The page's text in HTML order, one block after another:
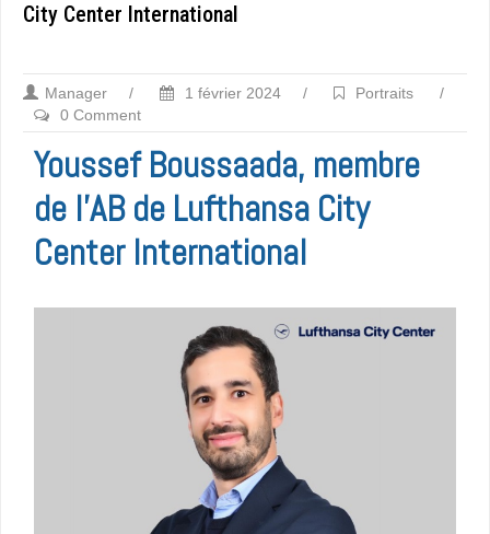
City Center International
Manager / 1 février 2024 / Portraits
/
0 Comment
Youssef Boussaada, membre
de l’AB de Lufthansa City
Center International